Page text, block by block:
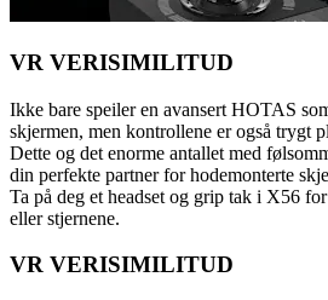
VR VERISIMILITUD
Ikke bare speiler en avansert HOTAS
skjermen, men kontrollene er også trygt
Dette og det enorme antallet med
din perfekte partner for hodemonterte
Ta på deg et headset og grip tak i X56
eller stjernene.
VR VERISIMILITUD